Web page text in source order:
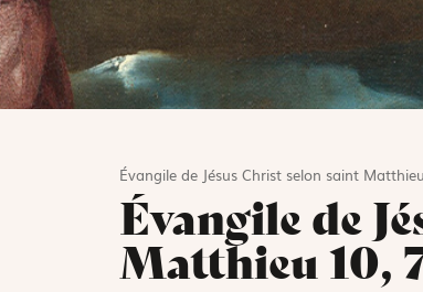
Évangile de Jésus Christ selon saint
Évangile de
Matthieu 10,